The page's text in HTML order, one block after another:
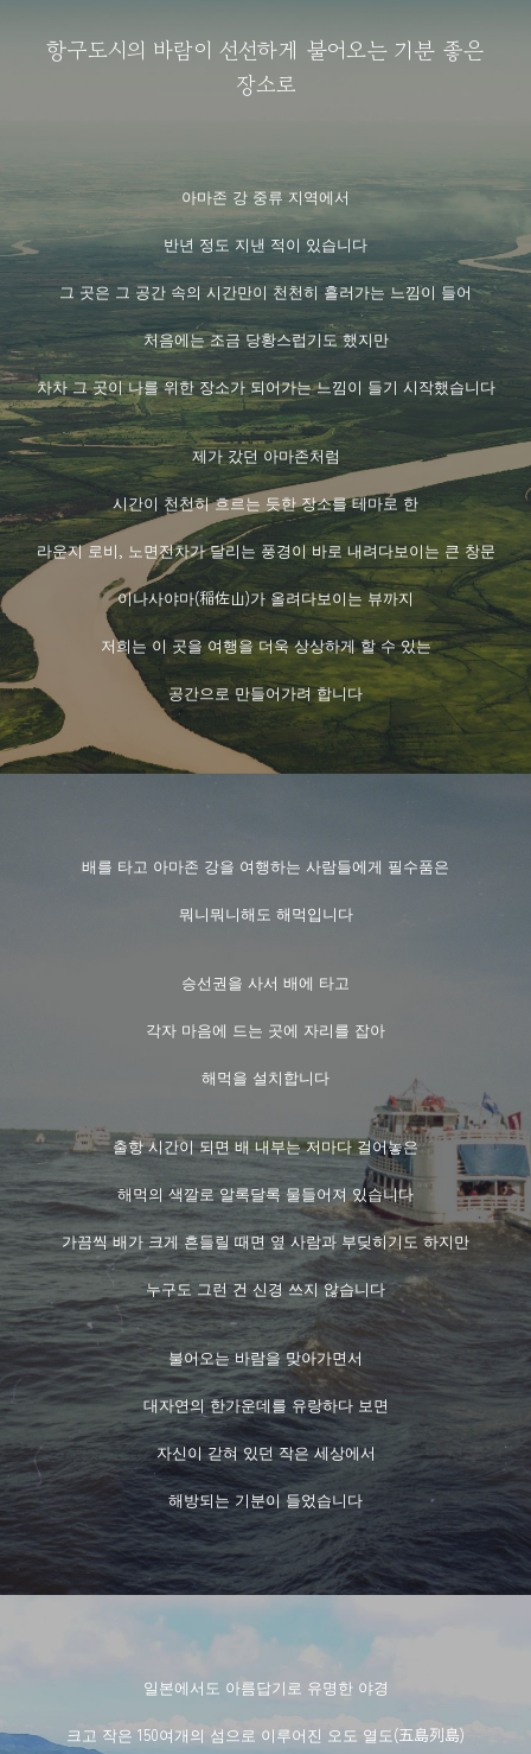
항구도시의 바람이 선선하게 불어오는 기분 좋은
장소로
아마존 강 중류 지역에서
반년 정도 지낸 적이 있습니다
그 곳은 그 공간 속의 시간만이 천천히 흘러가는 느낌이 들어
처음에는 조금 당황스럽기도 했지만
차차 그 곳이 나를 위한 장소가 되어가는 느낌이 들기 시작했습니다
제가 갔던 아마존처럼
시간이 천천히 흐르는 듯한 장소를 테마로 한
라운지 로비, 노면전차가 달리는 풍경이 바로 내려다보이는 큰 창문
이나사야마(稲佐山)가 올려다보이는 뷰까지
저희는 이 곳을 여행을 더욱 상상하게 할 수 있는
공간으로 만들어가려 합니다
배를 타고 아마존 강을 여행하는 사람들에게 필수품은
뭐니뭐니해도 해먹입니다
승선권을 사서 배에 타고
각자 마음에 드는 곳에 자리를 잡아
해먹을 설치합니다
출항 시간이 되면 배 내부는 저마다 걸어놓은
해먹의 색깔로 알록달록 물들어져 있습니다
가끔씩 배가 크게 흔들릴 때면 옆 사람과 부딪히기도 하지만
누구도 그런 건 신경 쓰지 않습니다
불어오는 바람을 맞아가면서
대자연의 한가운데를 유랑하다 보면
자신이 갇혀 있던 작은 세상에서
해방되는 기분이 들었습니다
일본에서도 아름답기로 유명한 야경
크고 작은 150여개의 섬으로 이루어진 오도 열도(五島列島)